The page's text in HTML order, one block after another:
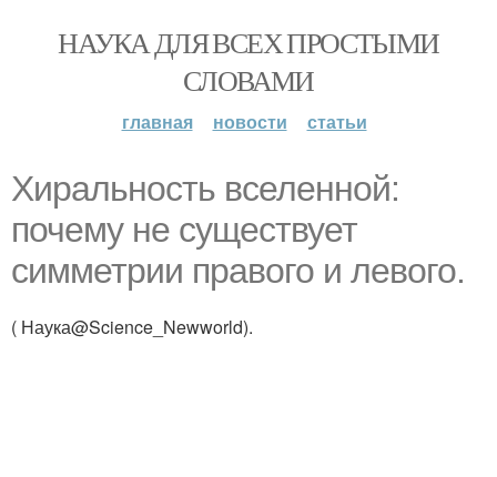
НАУКА ДЛЯ ВСЕХ ПРОСТЫМИ
СЛОВАМИ
главная новости статьи
Хиральность вселенной:
почему не существует
симметрии правого и левого.
( Наука@Science_Newworld).